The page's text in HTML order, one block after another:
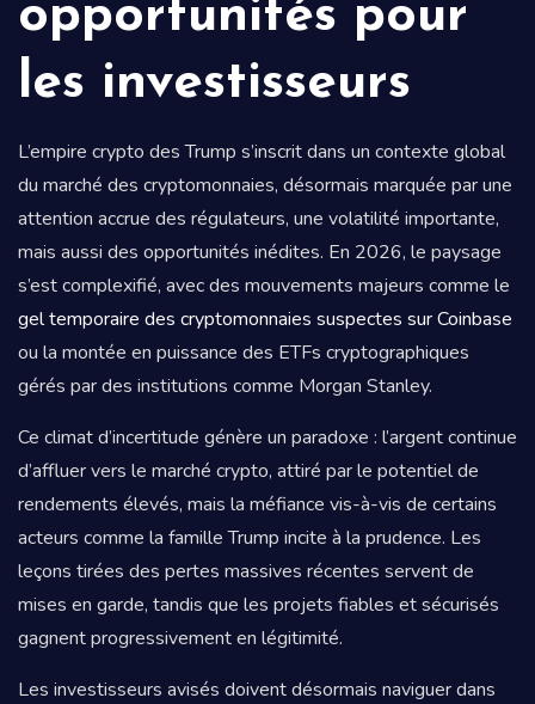
opportunités pour
les investisseurs
L’empire crypto des Trump s’inscrit dans un contexte global
du marché des cryptomonnaies, désormais marquée par une
attention accrue des régulateurs, une volatilité importante,
mais aussi des opportunités inédites. En 2026, le paysage
s’est complexifié, avec des mouvements majeurs comme le
gel temporaire des cryptomonnaies suspectes sur Coinbase
ou la montée en puissance des ETFs cryptographiques
gérés par des institutions comme Morgan Stanley.
Ce climat d’incertitude génère un paradoxe : l’argent continue
d’affluer vers le marché crypto, attiré par le potentiel de
rendements élevés, mais la méfiance vis-à-vis de certains
acteurs comme la famille Trump incite à la prudence. Les
leçons tirées des pertes massives récentes servent de
mises en garde, tandis que les projets fiables et sécurisés
gagnent progressivement en légitimité.
Les investisseurs avisés doivent désormais naviguer dans